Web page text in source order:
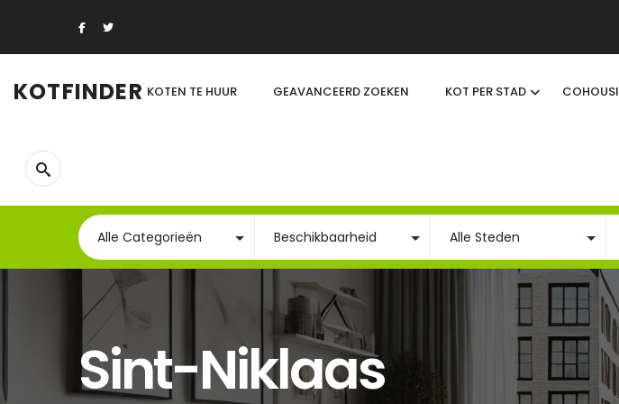
KOTFINDER KOTEN TE HUUR GEAVANCEERD ZOEKEN KOT PER STAD
Sint-Niklaas